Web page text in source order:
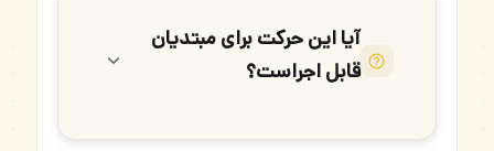
آیا این حرکت برای مبتدیان
قابل اجراست؟